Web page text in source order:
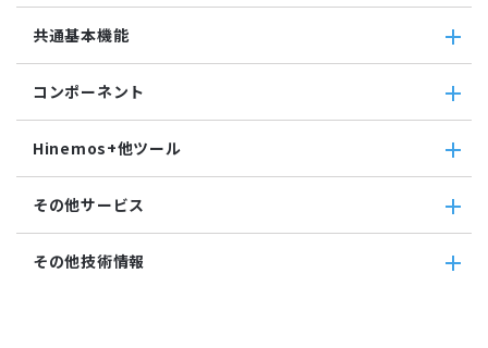
SQL監視
SNMPTRAP監視
SNMP監視
HTTPシナリオ監視
Hinemosエージェント監視
Windowsイベント監視
サービス・ポート監視
リソース監視
プロセス監視
ファイルチェックジョブ
監視ジョブ
承認ジョブ
Grafana
ユーティリティ機能
レポーティング
ノードマップ
Hinemosインシデントダッシュボード
メッセージフィルタ
Hinemosセキュリティオプション
共通基本機能
セルフチェック
メンテナンス
通知
アカウント
カレンダ
コンポーネント
Hinemosエージェント
Hinemosクライアント
Hinemosマネージャ
Hinemos+他ツール
google apps
teams
slack
その他サービス
CloudGate UNO
その他技術情報